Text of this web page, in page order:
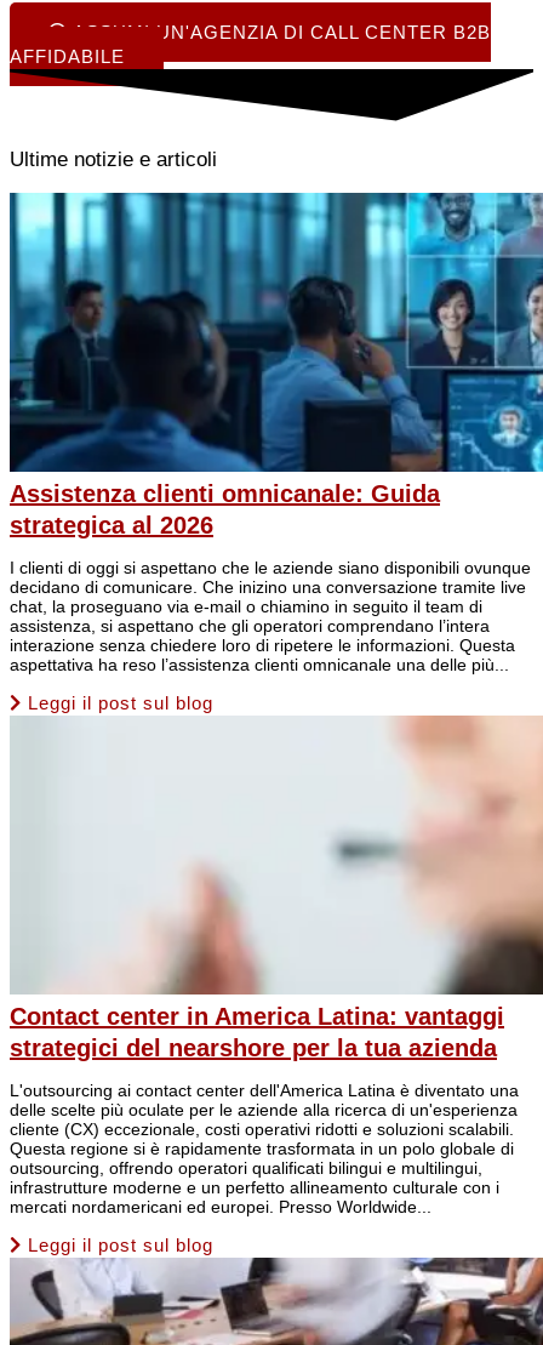
ASSUMI UN'AGENZIA DI CALL CENTER B2B
AFFIDABILE
Ultime notizie e articoli
Assistenza clienti omnicanale: Guida
strategica al 2026
I clienti di oggi si aspettano che le aziende siano disponibili ovunque
decidano di comunicare. Che inizino una conversazione tramite live
chat, la proseguano via e-mail o chiamino in seguito il team di
assistenza, si aspettano che gli operatori comprendano l’intera
interazione senza chiedere loro di ripetere le informazioni. Questa
aspettativa ha reso l’assistenza clienti omnicanale una delle più...
Leggi il post sul blog
Contact center in America Latina: vantaggi
strategici del nearshore per la tua azienda
L'outsourcing ai contact center dell'America Latina è diventato una
delle scelte più oculate per le aziende alla ricerca di un'esperienza
cliente (CX) eccezionale, costi operativi ridotti e soluzioni scalabili.
Questa regione si è rapidamente trasformata in un polo globale di
outsourcing, offrendo operatori qualificati bilingui e multilingui,
infrastrutture moderne e un perfetto allineamento culturale con i
mercati nordamericani ed europei. Presso Worldwide...
Leggi il post sul blog